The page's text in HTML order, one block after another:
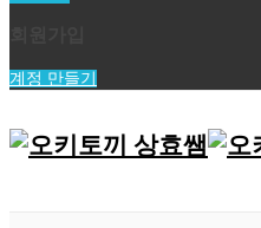
계정 만들기